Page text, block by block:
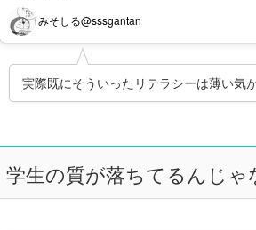
みそしる@sssgantan
実際既にそういったリテラシーは薄い気
学生の質が落ちてるんじ